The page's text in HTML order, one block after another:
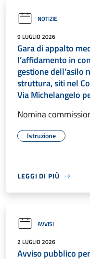
NOTIZIE
9 LUGLIO 2026
Gara di appalto
l’affidamento in
gestione dell’asilo
struttura, siti nel
Via Michelangelo
Nomina
Istruzione
LEGGI DI PIÙ
AVVISI
2 LUGLIO 2026
Avviso pubblico